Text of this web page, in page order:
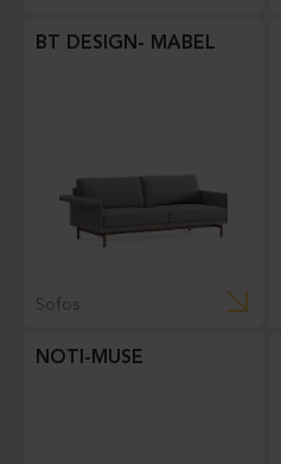
BT DESIGN- MABEL
Sofos
NOTI-MUSE